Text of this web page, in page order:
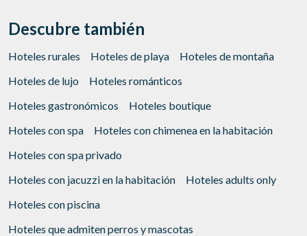
Descubre también
Hoteles rurales Hoteles de playa
Hoteles de montaña
Hoteles de lujo
Hoteles románticos
Hoteles gastronómicos
Hoteles boutique
Hoteles con spa
Hoteles con chimenea en la habitación
Hoteles con spa privado
Hoteles con jacuzzi en la habitación
Hoteles adults only
Hoteles con piscina
Hoteles que admiten perros y mascotas